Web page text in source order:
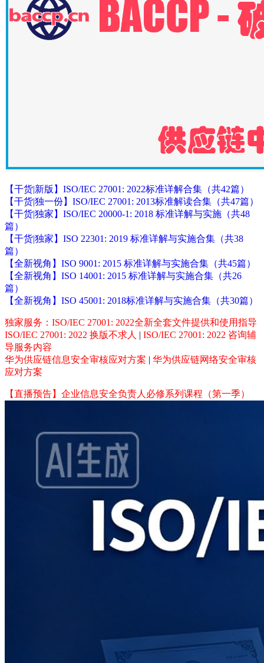
【干货|新版】ISO/IEC 27001: 2022标准详解合集（共42篇）
【干货|独一份】ISO/IEC 27001: 2013标准解读合集（共47篇）
【干货|独家】ISO/IEC 20000-1: 2018 标准详解与实施（共48
篇）
【干货|独家】ISO 22301: 2019 标准详解与实施合集（共38
篇）
【全新视角】ISO 9001: 2015 标准详解与实施合集（共45篇）
【全新视角】ISO 14001: 2015 标准详解与实施合集（共26
篇）
【全新视角】ISO 45001: 2018标准详解与实施合集（共30篇）
独家服务：ISO/IEC 27001: 2022全新全套文件提供和使用指导
ISO/IEC 27001: 2022 换版不求人 | ISO/IEC 27001: 2022 咨询辅
导服务内容
华为供应链信息安全审核应对方案 | 华为供应链网络安全审核
应对方案
【直播预告】企业信息安全负责人必修系列课程（第一季）